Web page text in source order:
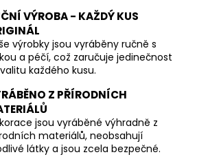
VÝROBA - KAŽDÝ KUS
výrobky jsou vyráběny ručně s
a péčí, což zaručuje jedinečnost
každého kusu.
Z PŘÍRODNÍCH
jsou vyráběné výhradně z
materiálů, neobsahují
látky a jsou zcela bezpečné.